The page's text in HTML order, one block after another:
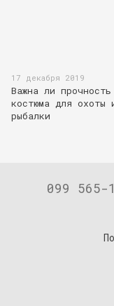
17 декабря 2019
Важна ли прочность
костюма для охоты
рыбалки
099 565-